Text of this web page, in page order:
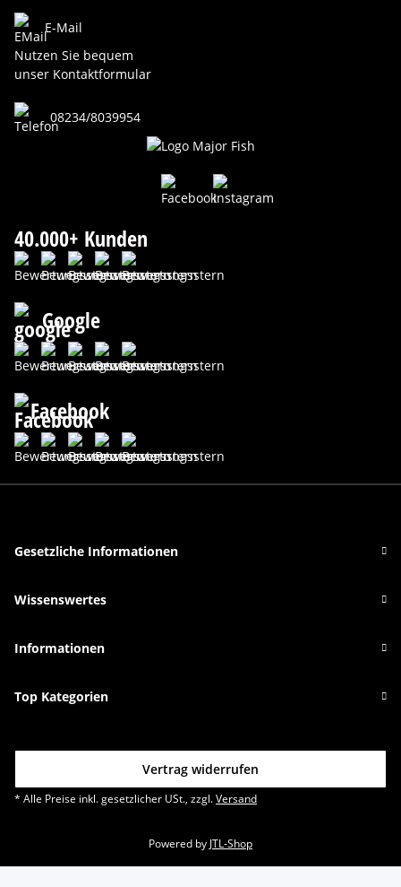
E-Mail
Nutzen Sie bequem
unser Kontaktformular
08234/8039954
40.000+ Kunden
Google
Facebook
Gesetzliche Informationen
Wissenswertes
Informationen
Top Kategorien
Vertrag widerrufen
* Alle Preise inkl. gesetzlicher USt., zzgl.Versand
Powered by JTL-Shop